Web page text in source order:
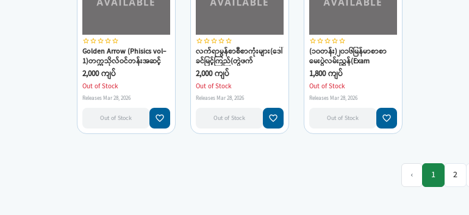
star_borderstar_borderstar_borderstar_borderstar_border
Golden Arrow (Phisics vol-
1)တက္ကသိုလ်ဝင်တန်းအဆင့်
special Exam Guide (ဌေးမင်း
ခိုင်)
2,000 ကျပ်
Out of Stock
Releases Mar 28, 2026
Out of Stock favorite_border
star_borderstar_borderstar_borderstar_borderstar_border
လက်ရာမွန်စာစီစာကုံးများ(ဒေါ်
ခင်မြင့်ကြည်(တွဲဖက်
ပါမောက္ခ(ငြိမ်း))
2,000 ကျပ်
Out of Stock
Releases Mar 28, 2026
Out of Stock favorite_border
star_borderstar_borderstar_borderstar_borderstar_border
(၁၀တန်း)၂၀၁၆မြန်မာစာစာ
မေးပွဲလမ်းညွှန်(Exam
Guide)ဆရာကျော်ရွှေလက်ရာ
1,800 ကျပ်
Out of Stock
Releases Mar 28, 2026
Out of Stock favorite_border
‹ 1 2